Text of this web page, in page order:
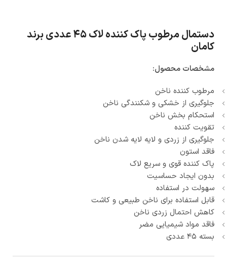
دستمال مرطوب پاک کننده لاک ۴۵ عددی برند
کامان
مشخصات محصول:
مرطوب کننده ناخن
جلوگیری از خشکی و شکنندگی ناخن
استحکام بخش ناخن
تقویت کننده
جلوگیری از زردی و لایه لایه شدن ناخن
فاقد استون
پاک کننده قوی و سریع لاک
بدون ایجاد حساسیت
سهولت در استفاده
قابل استفاده برای ناخن طبیعی و کاشت
کاهش احتمال زردی ناخن
فاقد مواد شیمیایی مضر
بسته ۴۵ عددی